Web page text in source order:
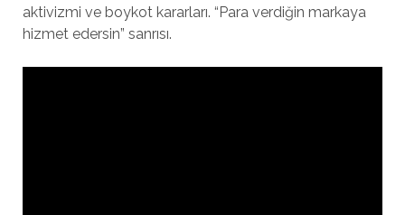
aktivizmi ve boykot kararları. “Para verdiğin markaya
hizmet edersin” sanrısı.